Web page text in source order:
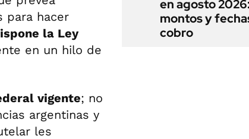
para hacer
la Ley
en un hilo de
vigente; no
argentinas y
les
en agosto
montos y
cobro